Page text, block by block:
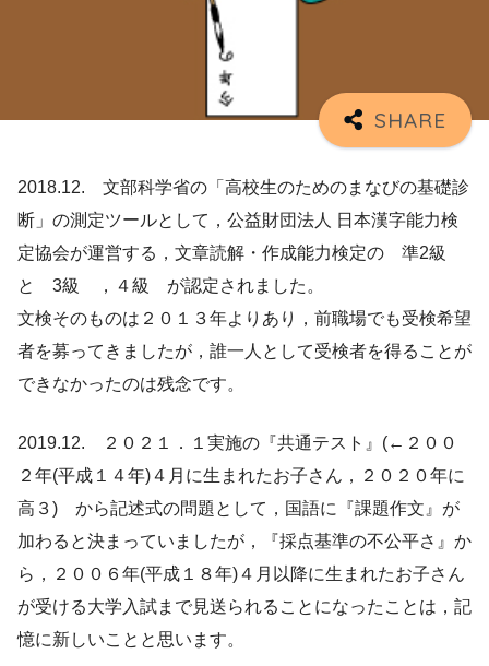
2018.12. 文部科学省の「高校生のためのまなびの基礎診
断」の測定ツールとして，公益財団法人 日本漢字能力検
定協会が運営する，文章読解・作成能力検定の 準2級
と 3級 ，４級 が認定されました。
文検そのものは２０１３年よりあり，前職場でも受検希望
者を募ってきましたが，誰一人として受検者を得ることが
できなかったのは残念です。
2019.12. ２０２１．１実施の『共通テスト』(←２００
２年(平成１４年)４月に生まれたお子さん，２０２０年に
高３) から記述式の問題として，国語に『課題作文』が
加わると決まっていましたが，『採点基準の不公平さ』か
ら，２００６年(平成１８年)４月以降に生まれたお子さん
が受ける大学入試まで見送られることになったことは，記
憶に新しいことと思います。